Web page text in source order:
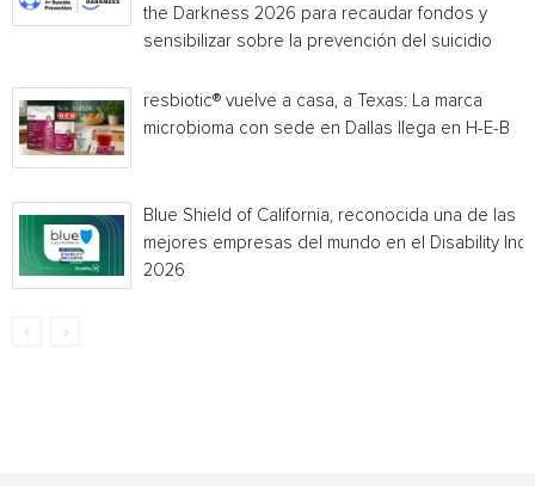
the Darkness 2026 para recaudar fondos y
sensibilizar sobre la prevención del suicidio
resbiotic® vuelve a casa, a Texas: La marca
microbioma con sede en Dallas llega en H-E-B
Blue Shield of California, reconocida una de las
mejores empresas del mundo en el Disability
2026